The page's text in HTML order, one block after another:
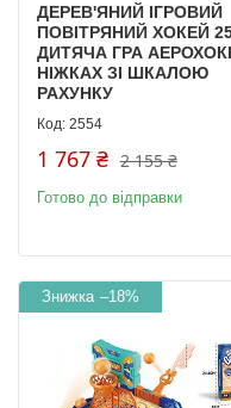
ДЕРЕВ'ЯНИЙ ІГРОВИЙ
ПОВІТРЯНИЙ ХОКЕЙ
ДИТЯЧА ГРА
НІЖКАХ ЗІ ШКАЛОЮ
РАХУНКУ
2554
2 155 ₴
1 767 ₴
Готово до відправки
–18%